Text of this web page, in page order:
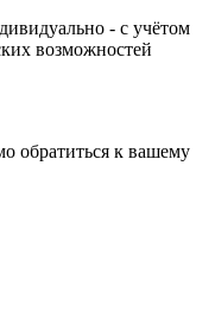
- с учётом
возможностей
обратиться к вашему